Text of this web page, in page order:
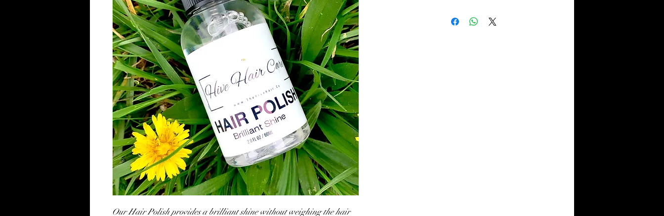
Our Hair Polish provides a brilliant shine without weighing the hair